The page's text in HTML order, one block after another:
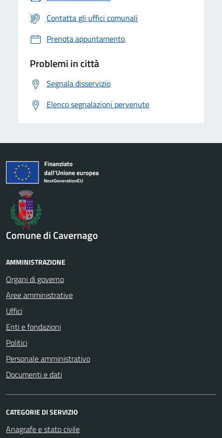
Contatta gli uffici comunali
Prenota appuntamento
Problemi in città
Segnala disservizio
Elenco segnalazioni pervenute
Comune di Cavernago
AMMINISTRAZIONE
Organi di governo
Aree amministrative
Uffici
Enti e fondazioni
Politici
Personale amministrativo
Documenti e dati
CATEGORIE DI SERVIZIO
Anagrafe e stato civile